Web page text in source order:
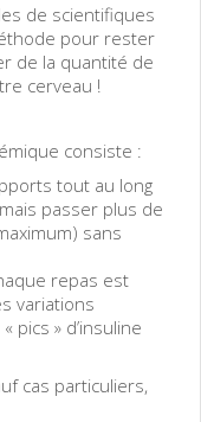
de scientifiques
pour rester
de la quantité de
cerveau !
consiste :
tout au long
passer plus de
sans
repas est
variations
pics » d’insuline
cas particuliers,